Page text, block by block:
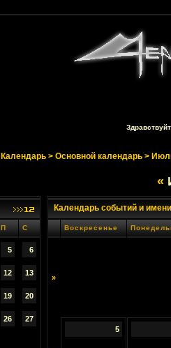
Календарь> Основной календарь>
«
П С
5 6
12 13
19 20
26 27
Календарь событий и
Воскресенье
»
5